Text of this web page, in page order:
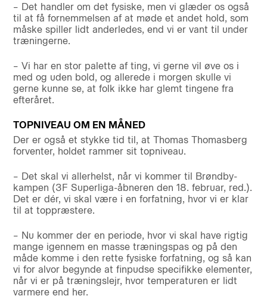
– Det handler om det fysiske, men vi glæder os også
til at få fornemmelsen af at møde et andet hold, som
måske spiller lidt anderledes, end vi er vant til under
træningerne.
– Vi har en stor palette af ting, vi gerne vil øve os i
med og uden bold, og allerede i morgen skulle vi
gerne kunne se, at folk ikke har glemt tingene fra
efteråret.
TOPNIVEAU OM EN MÅNED
Der er også et stykke tid til, at Thomas Thomasberg
forventer, holdet rammer sit topniveau.
– Det skal vi allerhelst, når vi kommer til Brøndby-
kampen (3F Superliga-åbneren den 18. februar, red.).
Det er dér, vi skal være i en forfatning, hvor vi er klar
til at toppræstere.
– Nu kommer der en periode, hvor vi skal have rigtig
mange igennem en masse træningspas og på den
måde komme i den rette fysiske forfatning, og så kan
vi for alvor begynde at finpudse specifikke elementer,
når vi er på træningslejr, hvor temperaturen er lidt
varmere end her.